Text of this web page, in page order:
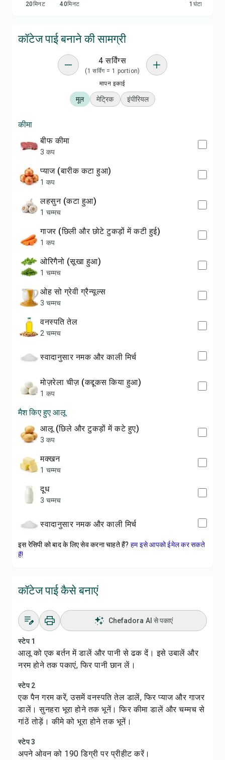
20मिनट
40मिनट
1 घंटा
कॉटेज पाई बनाने की सामग्री
4 सर्विंग्स
(1 सर्विंग = 1 portion)
मापन इकाई
मूल मेट्रिक इंपीरियल
कीमा
बीफ कीमा
3 कप
प्याज (बारीक कटा हुआ)
1 कप
लहसुन (कटा हुआ)
1 चम्मच
गाजर (छिली और छोटे टुकड़ों में कटी हुई)
1 कप
ओरिगैनो (सूखा हुआ)
1 चम्मच
ओह सो ग्रेवी ग्रैन्यूल्स
3 चम्मच
वनस्पति तेल
2 चम्मच
स्वादानुसार नमक और काली मिर्च
मोज़रेला चीज़ (कद्दूकस किया हुआ)
1 कप
मैश किए हुए आलू
आलू (छिले और टुकड़ों में कटे हुए)
3 कप
मक्खन
1 चम्मच
दूध
3 चम्मच
स्वादानुसार नमक और काली मिर्च
इस रेसिपी को बाद के लिए सेव करना चाहते हैं? हम इसे आपको ईमेल कर सकते
हैं!
कॉटेज पाई कैसे बनाएं
Chefadora AI से पकाएं
स्टेप 1
आलू को एक बर्तन में डालें और पानी से ढक दें। इसे उबालें और
नरम होने तक पकाएं, फिर पानी छान लें।
स्टेप 2
एक पैन गरम करें, उसमें वनस्पति तेल डालें, फिर प्याज और गाजर
डालें। सुनहरा भूरा होने तक भूनें। फिर कीमा डालें और चम्मच से
गांठें तोड़ें। कीमे को भूरा होने तक भूनें।
स्टेप 3
अपने ओवन को 190 डिग्री पर प्रीहीट करें।